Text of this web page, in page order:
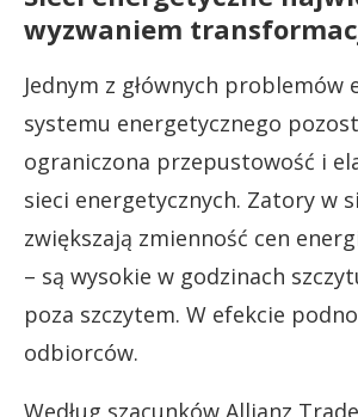
wyzwaniem
Jednym z głównych problemów
systemu energetycznego
ograniczona przepustowość i
sieci energetycznych. Zatory w
zwiększają zmienność cen
– są wysokie w godzinach
poza szczytem. W efekcie
odbiorców.
Według szacunków Allianz